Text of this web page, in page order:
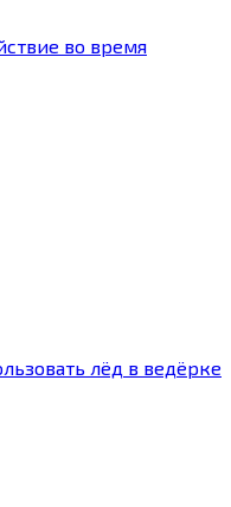
во время
лёд в ведёрке